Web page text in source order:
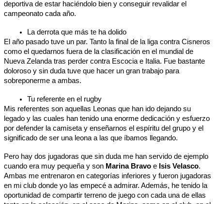
deportiva de estar haciéndolo bien y conseguir revalidar el
campeonato cada año.
La derrota que más te ha dolido
El año pasado tuve un par. Tanto la final de la liga contra Cisneros
como el quedarnos fuera de la clasificación en el mundial de
Nueva Zelanda tras perder contra Escocia e Italia. Fue bastante
doloroso y sin duda tuve que hacer un gran trabajo para
sobreponerme a ambas.
Tu referente en el rugby
Mis referentes son aquellas Leonas que han ido dejando su
legado y las cuales han tenido una enorme dedicación y esfuerzo
por defender la camiseta y enseñarnos el espíritu del grupo y el
significado de ser una leona a las que íbamos llegando.
Pero hay dos jugadoras que sin duda me han servido de ejemplo
cuando era muy pequeña y son Marina Bravo e Isis Velasco.
Ambas me entrenaron en categorías inferiores y fueron jugadoras
en mi club donde yo las empecé a admirar. Además, he tenido la
oportunidad de compartir terreno de juego con cada una de ellas